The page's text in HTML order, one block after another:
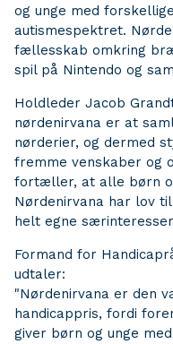
og unge med
autismespektret.
fællesskab omkring
spil på Nintendo og
Holdleder Jacob
nørdenirvana er at
nørderier, og dermed
fremme venskaber og
fortæller, at alle børn
Nørdenirvana har lov
helt egne
Formand for
udtaler:
"Nørdenirvana er den
handicappris, fordi
giver børn og unge